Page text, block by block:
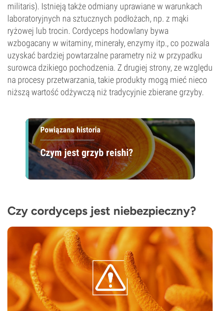
militaris). Istnieją także odmiany uprawiane w warunkach
laboratoryjnych na sztucznych podłożach, np. z mąki
ryżowej lub trocin. Cordyceps hodowlany bywa
wzbogacany w witaminy, minerały, enzymy itp., co pozwala
uzyskać bardziej powtarzalne parametry niż w przypadku
surowca dzikiego pochodzenia. Z drugiej strony, ze względu
na procesy przetwarzania, takie produkty mogą mieć nieco
niższą wartość odżywczą niż tradycyjnie zbierane grzyby.
Powiązana historia
Czym jest grzyb reishi?
Czy cordyceps jest niebezpieczny?